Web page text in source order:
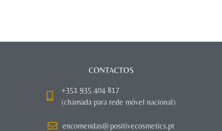
CONTACTOS
+351 935 404 817
(chamada para rede móvel nacional)
encomendas@positivecosmetics.pt